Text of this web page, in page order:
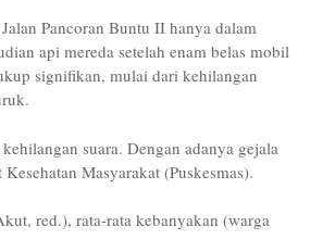
Pancoran Buntu II hanya dalam
api mereda setelah enam belas mobil
signifikan, mulai dari kehilangan
suara. Dengan adanya gejala
Masyarakat (Puskesmas).
red.), rata-rata kebanyakan (warga